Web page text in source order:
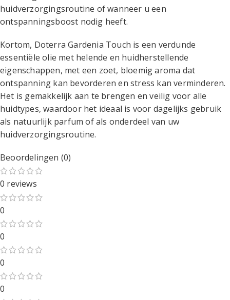
huidverzorgingsroutine of wanneer u een
ontspanningsboost nodig heeft.
Kortom, Doterra Gardenia Touch is een verdunde
essentiële olie met helende en huidherstellende
eigenschappen, met een zoet, bloemig aroma dat
ontspanning kan bevorderen en stress kan verminderen.
Het is gemakkelijk aan te brengen en veilig voor alle
huidtypes, waardoor het ideaal is voor dagelijks gebruik
als natuurlijk parfum of als onderdeel van uw
huidverzorgingsroutine.
Beoordelingen (0)
0 reviews
0
0
0
0